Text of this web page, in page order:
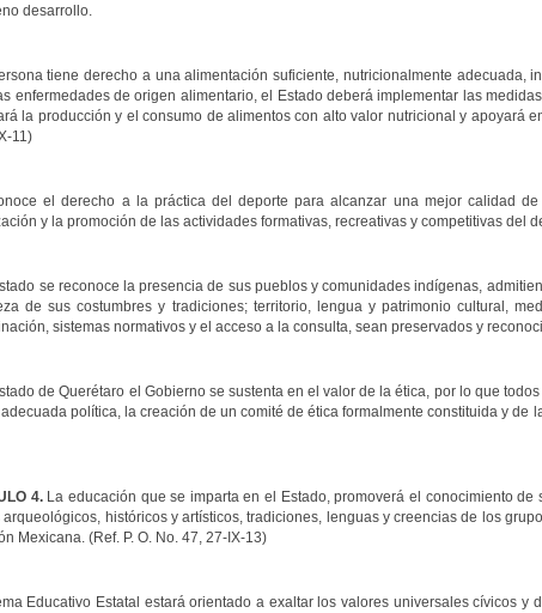
desarrollo.
tiene derecho a una alimentación suficiente, nutricionalmente adecuada,
enfermedades de origen alimentario, el Estado deberá implementar las
la producción y el consumo de alimentos con alto valor nutricional y apoyará
11)
el derecho a la práctica del deporte para alcanzar una mejor calidad
y la promoción de las actividades formativas, recreativas y competitivas del
se reconoce la presencia de sus pueblos y comunidades indígenas,
de sus costumbres y tradiciones; territorio, lengua y patrimonio cultural,
sistemas normativos y el acceso a la consulta, sean preservados y
de Querétaro el Gobierno se sustenta en el valor de la ética, por lo que
política, la creación de un comité de ética formalmente constituida y
4.La educación que se imparta en el Estado, promoverá el conocimiento
arqueológicos, históricos y artísticos, tradiciones, lenguas y creencias de los
Mexicana. (Ref. P. O. No. 47, 27-IX-13)
Educativo Estatal estará orientado a exaltar los valores universales cívicos